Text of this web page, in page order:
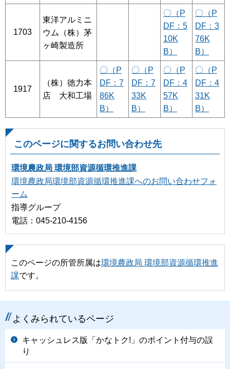
1703
東洋アルミニ
ウム（株）茅
ヶ崎製造所
〇（P
DF：5
10K
B）
〇（P
DF：3
76K
B）
1917
（株）徳力本
店 大和工場
〇（P
DF：7
86K
B）
〇（P
DF：7
33K
B）
〇（P
DF：4
57K
B）
〇（P
DF：4
31K
B）
このページに関するお問い合わせ先
環境農政局 環境部資源循環推進課
環境農政局環境部資源循環推進課へのお問い合わせフォ
ーム
指導グループ
電話：045-210-4156
このページの所管所属は環境農政局 環境部資源循環推進
課です。
よくみられているページ
キャッシュレス版「かなトク!」のポイント付与の誤
り